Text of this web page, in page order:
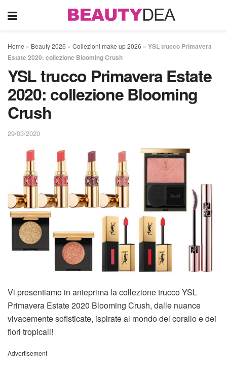
Home » Beauty 2026 » Collezioni make up 2026 » YSL trucco Primavera
Estate 2020: collezione Blooming Crush
YSL trucco Primavera Estate
2020: collezione Blooming
Crush
29/03/2020
Vi presentiamo in anteprima la collezione trucco YSL
Primavera Estate 2020 Blooming Crush, dalle nuance
vivacemente sofisticate, ispirate al mondo del corallo e dei
fiori tropicali!
Advertisement